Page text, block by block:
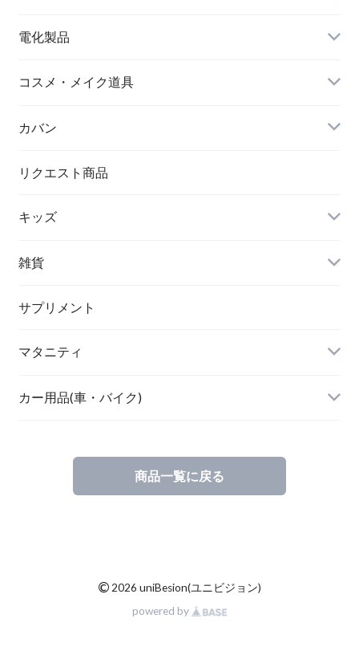
電化製品
ドローン
コスメ・メイク道具
メイクブラシ
シワ取りテープ
カバン
トートバッグ
リュック
クラッチバッグ
リクエスト商品
キッズ
アウター(女の子)
ボディケア・スキンケア
雑貨
POETIC
キッチングッズ
素材・ハンドメイド
サプリメント
マタニティ
トップス
カー用品(車・バイク)
商品一覧に戻る
© 2026 uniBesion(ユニビジョン)
powered by